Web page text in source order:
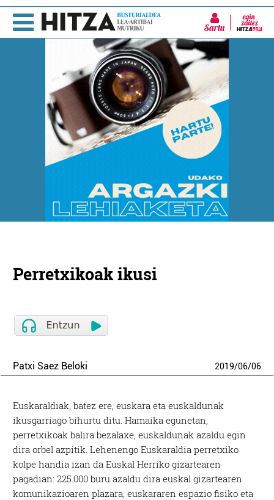
Sartu
Perretxikoak ikusi
Patxi Saez Beloki 2019/06/06
Euskaraldiak, batez ere, euskara eta euskaldunak
ikusgarriago bihurtu ditu. Hamaika egunetan,
perretxikoak balira bezalaxe, euskaldunak azaldu egin
dira orbel azpitik. Lehenengo Euskaraldia perretxiko
kolpe handia izan da Euskal Herriko gizartearen
pagadian: 225.000 buru azaldu dira euskal gizartearen
komunikazioaren plazara, euskararen espazio fisiko eta